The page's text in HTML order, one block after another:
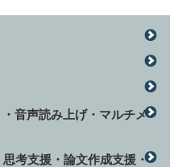
音声読み上げ・マルチメ
考支援・論文作成支援・